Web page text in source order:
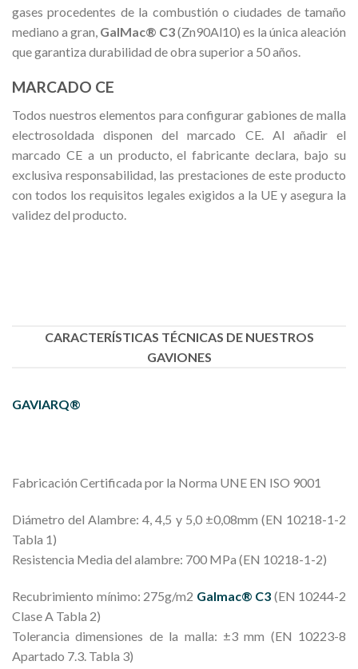
gases procedentes de la combustión o ciudades de tamaño
mediano a gran, GalMac® C3(Zn90Al10) es la única aleación
que garantiza durabilidad de obra superior a 50 años.
MARCADO CE
Todos nuestros elementos para configurar gabiones de malla
electrosoldada disponen del marcado CE. Al añadir el
marcado CE a un producto, el fabricante declara, bajo su
exclusiva responsabilidad, las prestaciones de este producto
con todos los requisitos legales exigidos a la UE y asegura la
validez del producto.
CARACTERÍSTICAS TÉCNICAS DE NUESTROS
GAVIONES
GAVIARQ®
Fabricación Certificada por la Norma UNE EN ISO 9001
Diámetro del Alambre: 4, 4,5 y 5,0 ±0,08mm (EN 10218-1-2
Tabla 1)
Resistencia Media del alambre: 700 MPa (EN 10218-1-2)
Recubrimiento mínimo: 275g/m2 Galmac® C3 (EN 10244-2
Clase A Tabla 2)
Tolerancia dimensiones de la malla: ±3 mm (EN 10223-8
Apartado 7.3. Tabla 3)